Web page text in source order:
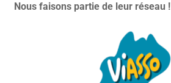
Nous faisons partie de leur réseau !